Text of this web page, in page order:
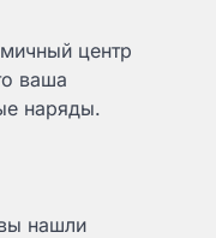
центр
ваша
наряды.
нашли